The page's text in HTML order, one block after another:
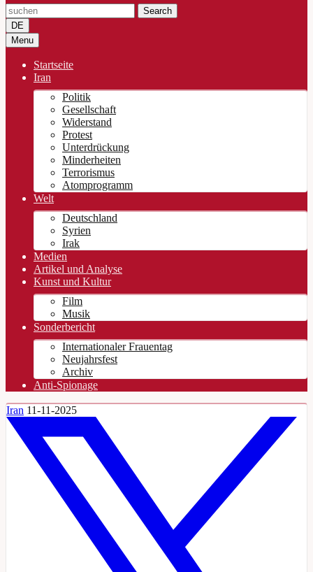
Search
DE
Menu
Startseite
Iran
Politik
Gesellschaft
Widerstand
Protest
Unterdrückung
Minderheiten
Terrorismus
Atomprogramm
Welt
Deutschland
Syrien
Irak
Medien
Artikel und Analyse
Kunst und Kultur
Film
Musik
Sonderbericht
Internationaler Frauentag
Neujahrsfest
Archiv
Anti-Spionage
Iran 11-11-2025